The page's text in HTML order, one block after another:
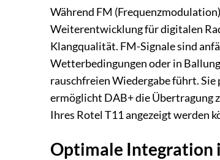
Während FM
Weiterentwicklung für digitalen
Klangqualität. FM-Signale sind
Wetterbedingungen oder in
rauschfreien Wiedergabe führt.
ermöglicht DAB+ die Übertragung
Ihres Rotel T11 angezeigt werden
Optimale Integration